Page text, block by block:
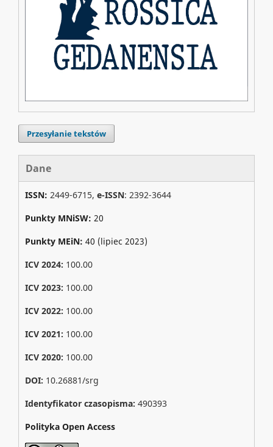
Przesyłanie tekstów
Dane
ISSN: 2449-6715, e-ISSN: 2392-3644
Punkty MNiSW: 20
Punkty MEiN: 40 (lipiec 2023)
ICV 2024: 100.00
ICV 2023: 100.00
ICV 2022: 100.00
ICV 2021: 100.00
ICV 2020: 100.00
DOI: 10.26881/srg
Identyfikator czasopisma: 490393
Polityka Open Access